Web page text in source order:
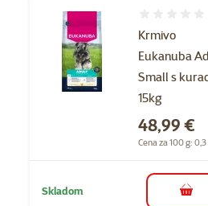
Krmivo
Eukanuba
Small s
15kg
Cena
48,99 €
Cena za 100 g:
Skladom do